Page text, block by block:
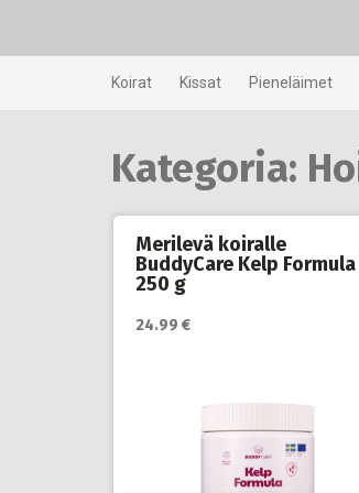
Koirat Kissat Pieneläimet
Kategoria:
Merilevä koiralle
BuddyCare Kelp Formula
250 g
24.99 €